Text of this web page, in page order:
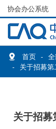
协会办公系统
首页
关于招募
关于招